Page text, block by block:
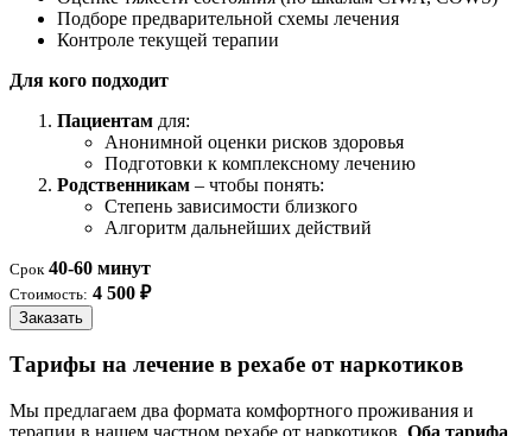
Подборе предварительной схемы лечения
Контроле текущей терапии
Для кого подходит
Пациентам для:
Анонимной оценки рисков здоровья
Подготовки к комплексному лечению
Родственникам – чтобы понять:
Степень зависимости близкого
Алгоритм дальнейших действий
Срок 40-60 минут
Стоимость: 4 500 ₽
Заказать
Тарифы на лечение в рехабе от наркотиков
Мы предлагаем два формата комфортного проживания и
терапии в нашем частном рехабе от наркотиков. Оба тарифа